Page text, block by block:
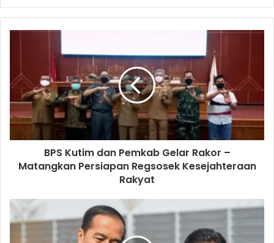
BPS Kutim dan Pemkab Gelar Rakor –
Matangkan Persiapan Regsosek Kesejahteraan
Rakyat